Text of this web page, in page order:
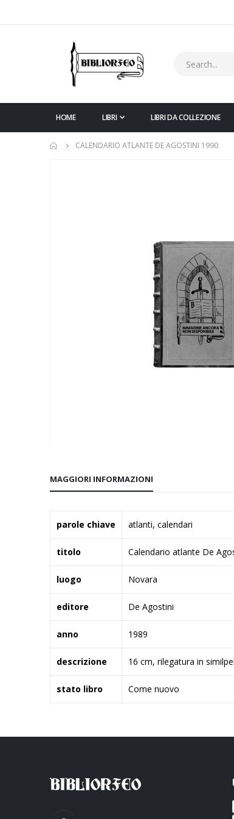
HOME LIBRI LIBRI DA COLLEZIONE
CALENDARIO ATLANTE DE AGOSTINI 1990
della
di
immagini
MAGGIORI INFORMAZIONI
Informazioni
parole chiave atlanti, calendari
titolo Calendario atlante De
luogo Novara
editore De Agostini
anno 1989
descrizione 16 cm, rilegatura in
stato libro Come nuovo